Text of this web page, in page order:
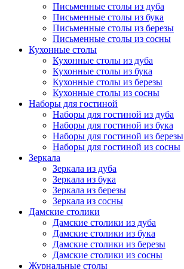
Письменные столы из дуба
Письменные столы из бука
Письменные столы из березы
Письменные столы из сосны
Кухонные столы
Кухонные столы из дуба
Кухонные столы из бука
Кухонные столы из березы
Кухонные столы из сосны
Наборы для гостиной
Наборы для гостиной из дуба
Наборы для гостиной из бука
Наборы для гостиной из березы
Наборы для гостиной из сосны
Зеркала
Зеркала из дуба
Зеркала из бука
Зеркала из березы
Зеркала из сосны
Дамские столики
Дамские столики из дуба
Дамские столики из бука
Дамские столики из березы
Дамские столики из сосны
Журнальные столы